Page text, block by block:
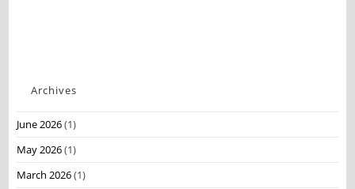
Archives
June 2026(1)
May 2026(1)
March 2026(1)